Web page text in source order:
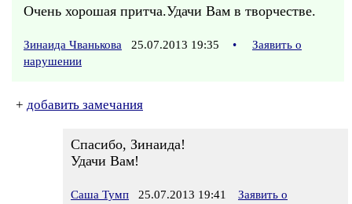
Очень хорошая притча.Удачи Вам в творчестве.
Зинаида Чванькова 25.07.2013 19:35 •
Заявить о
нарушении
+ добавить замечания
Спасибо, Зинаида!
Удачи Вам!
Саша Тумп 25.07.2013 19:41
Заявить о